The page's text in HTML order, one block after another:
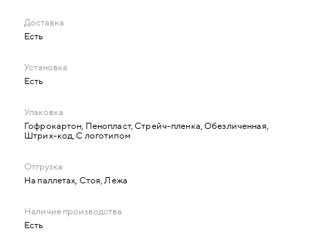
Есть
Есть
Гофрокартон, Пенопласт, Стрейч-пленка, Обезличенная,
Штрих-код, С логотипом
На паллетах, Стоя, Лежа
Есть